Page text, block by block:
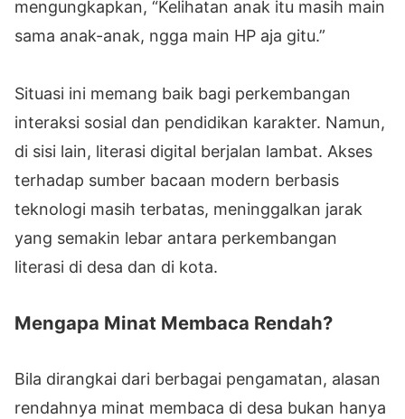
mengungkapkan, “Kelihatan anak itu masih main
sama anak-anak, ngga main HP aja gitu.”
Situasi ini memang baik bagi perkembangan
interaksi sosial dan pendidikan karakter. Namun,
di sisi lain, literasi digital berjalan lambat. Akses
terhadap sumber bacaan modern berbasis
teknologi masih terbatas, meninggalkan jarak
yang semakin lebar antara perkembangan
literasi di desa dan di kota.
Mengapa Minat Membaca Rendah?
Bila dirangkai dari berbagai pengamatan, alasan
rendahnya minat membaca di desa bukan hanya